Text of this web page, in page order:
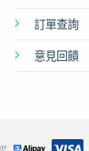
訂單查詢
意見回饋